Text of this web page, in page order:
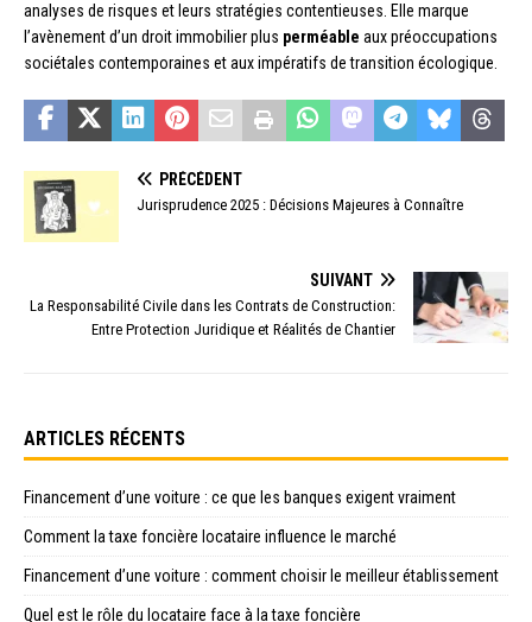
analyses de risques et leurs stratégies contentieuses. Elle marque
l’avènement d’un droit immobilier plus perméable aux préoccupations
sociétales contemporaines et aux impératifs de transition écologique.
PRÉCÉDENT
Jurisprudence 2025 : Décisions Majeures à Connaître
SUIVANT
La Responsabilité Civile dans les Contrats de Construction:
Entre Protection Juridique et Réalités de Chantier
ARTICLES RÉCENTS
Financement d’une voiture : ce que les banques exigent vraiment
Comment la taxe foncière locataire influence le marché
Financement d’une voiture : comment choisir le meilleur établissement
Quel est le rôle du locataire face à la taxe foncière